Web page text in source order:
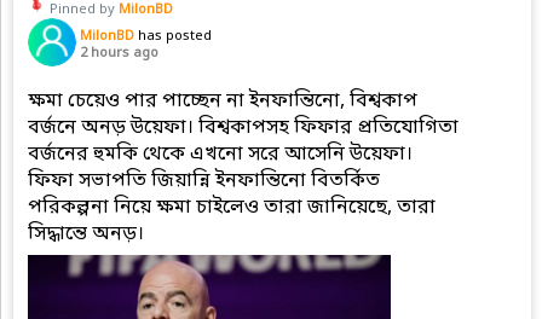
Pinned by MilonBD
MilonBD has posted
2 hours ago
ক্ষমা চেয়েও পার পাচ্ছেন না ইনফান্তিনো, বিশ্বকাপ
বর্জনে অনড় উয়েফা। বিশ্বকাপসহ ফিফার প্রতিযোগিতা
বর্জনের হুমকি থেকে এখনো সরে আসেনি উয়েফা।
ফিফা সভাপতি জিয়ান্নি ইনফান্তিনো বিতর্কিত
পরিকল্পনা নিয়ে ক্ষমা চাইলেও তারা জানিয়েছে, তারা
সিদ্ধান্তে অনড়।